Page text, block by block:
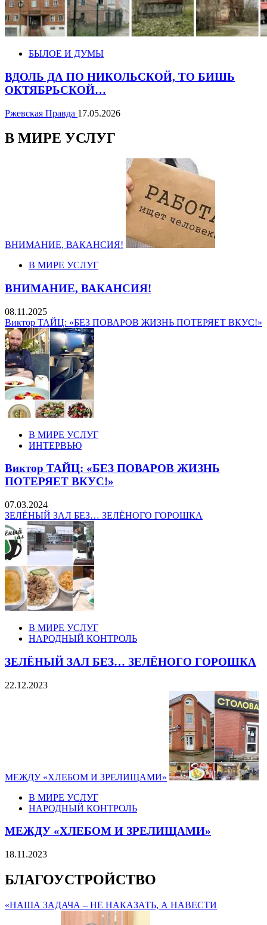
БЫЛОЕ И ДУМЫ
ВДОЛЬ ДА ПО НИКОЛЬСКОЙ, ТО БИШЬ
ОКТЯБРЬСКОЙ…
Ржевская Правда 17.05.2026
В МИРЕ УСЛУГ
ВНИМАНИЕ, ВАКАНСИЯ!
В МИРЕ УСЛУГ
ВНИМАНИЕ, ВАКАНСИЯ!
08.11.2025
Виктор ТАЙЦ: «БЕЗ ПОВАРОВ ЖИЗНЬ ПОТЕРЯЕТ ВКУС!»
В МИРЕ УСЛУГ
ИНТЕРВЬЮ
Виктор ТАЙЦ: «БЕЗ ПОВАРОВ ЖИЗНЬ
ПОТЕРЯЕТ ВКУС!»
07.03.2024
ЗЕЛЁНЫЙ ЗАЛ БЕЗ… ЗЕЛЁНОГО ГОРОШКА
В МИРЕ УСЛУГ
НАРОДНЫЙ КОНТРОЛЬ
ЗЕЛЁНЫЙ ЗАЛ БЕЗ… ЗЕЛЁНОГО ГОРОШКА
22.12.2023
МЕЖДУ «ХЛЕБОМ И ЗРЕЛИЩАМИ»
В МИРЕ УСЛУГ
НАРОДНЫЙ КОНТРОЛЬ
МЕЖДУ «ХЛЕБОМ И ЗРЕЛИЩАМИ»
18.11.2023
БЛАГОУСТРОЙСТВО
«НАША ЗАДАЧА – НЕ НАКАЗАТЬ, А НАВЕСТИ